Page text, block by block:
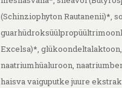
(Schinziophyton Rautanenii)*,
Excelsa)*,
naatriumhüaluroon,
haisva vaiguputke juure